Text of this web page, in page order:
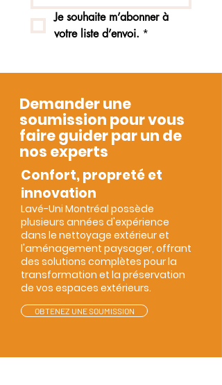
Je souhaite m’abonner à
votre liste d’envoi. *
Demander une
soumission pour vous
faire guider par un de
nos experts
Confort, propreté et
innovation
Lavé-Uni Montréal possède
plusieurs années d'expérience
dans le nettoyage extérieur et
l'aménagement paysager, offrant
des solutions complètes pour la
transformation et la préservation
de vos espaces extérieurs.
OBTENEZ UNE SOUMISSION